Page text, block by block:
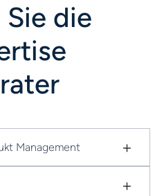
die
Management +
+